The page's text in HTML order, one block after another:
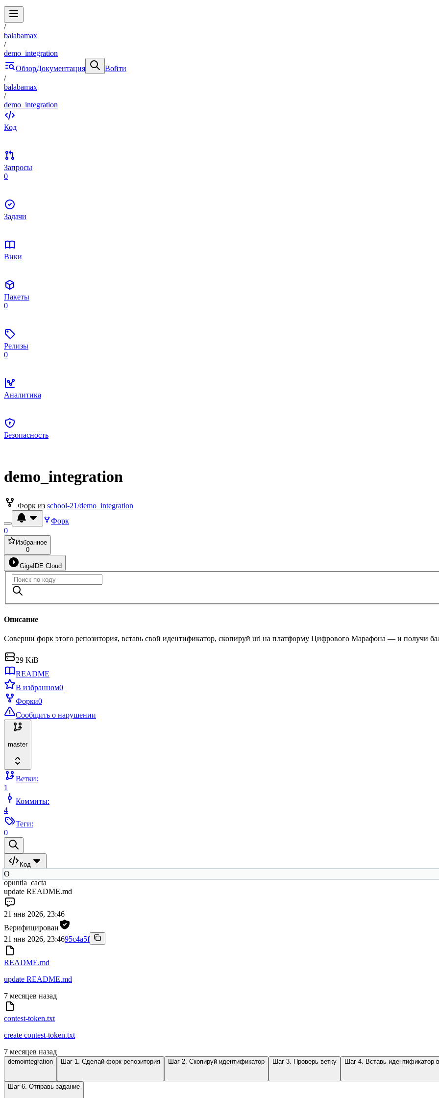
/
balabamax
/
demo_integration
ОбзорДокументация
Войти
/
balabamax
/
demo_integration
Код
Запросы
0
Задачи
Вики
Пакеты
0
Релизы
0
Аналитика
Безопасность
demo_integration
Форк из school-21/demo_integration
Форк
0
Избранное
0
GigaIDE Cloud
Описание
Соверши форк этого репозитория, вставь свой идентификатор, скопируй url на платформу Цифрового Марафона — и получи
29 KiB
README
В избранном0
Форки0
Сообщить о нарушении
master
Ветки:
1
Коммиты:
4
Теги:
0
Код
O
opuntia_cacta
update README.md
21 янв 2026, 23:46
Верифицирован
21 янв 2026, 23:4695c4a5f
README.md
update README.md
7 месяцев назад
contest-token.txt
create contest-token.txt
7 месяцев назад
demointegration Шаг 1. Сделай форк репозитория Шаг 2. Скопируй идентификатор Шаг 3. Проверь ветку Шаг 4. Вставь идентификатор
Шаг 6. Отправь задание